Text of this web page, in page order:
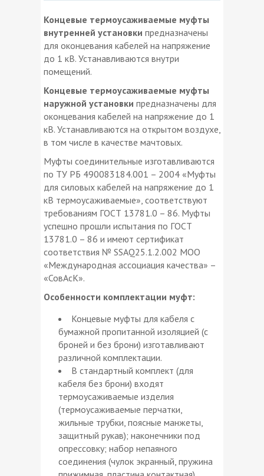
Концевые термоусаживаемые муфты
внутрен­ней установки предназначены
для оконцевания кабелей на напряжение
до 1 кВ. Устанавливаются внутри
помещений.
Концевые термоусаживаемые муфты
наружной установки предназначены для
оконцевания кабелей на напряжение до 1
кВ. Устанавливаются на открытом воздухе,
в том числе в качестве мачтовых.
Муфты соединительные изготавливаются
по ТУ РБ 490083184.001 – 2004 «Муфты
для силовых кабелей на напряжение до 1
кВ термоусаживаемые», соответствуют
требованиям ГОСТ 13781.0 – 86. Муфты
успешно прошли испытания по ГОСТ
13781.0 – 86 и имеют сертификат
соответствия № SSAQ25.1.2.002 МОО
«Международная ассоциация качества» –
«СовАсК».
Особенности комплектации муфт:
Концевые муфты для кабеля с
бумажной пропитанной изоляцией (с
броней и без брони) изготавливают
различной комплектации.
В стандартный комплект (для
кабеля без брони) входят
термоусаживаемые изделия
(термоусаживаемые перчатки,
жильные трубки, поясные манжеты,
защитный рукав); наконечники под
опрессовку; набор непаяного
соединения (чулок экранный, пружина